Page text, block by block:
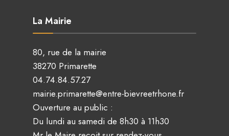
La Mairie
80, rue de la mairie
38270 Primarette
04.74.84.57.27
mairie.primarette@entre-bievreetrhone.fr
Ouverture au public :
Du lundi au samedi de 8h30 à 11h30